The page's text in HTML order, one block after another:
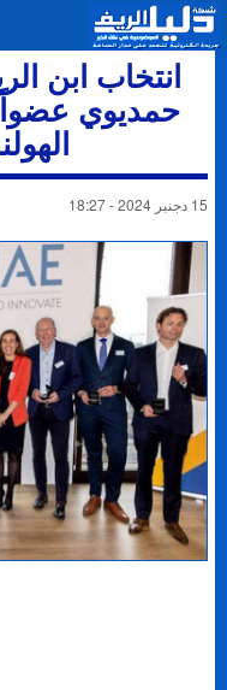
انتخاب ابن
حمديوي عضواً
15 دجنبر 2024 - 18:27